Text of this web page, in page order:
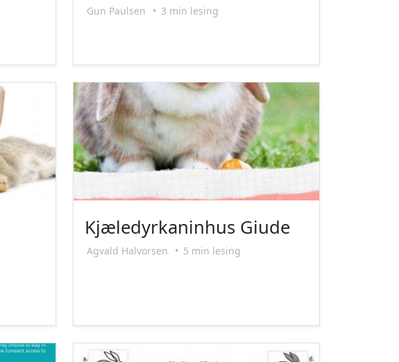
Gun Paulsen • 3 min lesing
Kjæledyrkaninhus Giude
Agvald Halvorsen • 5 min lesing